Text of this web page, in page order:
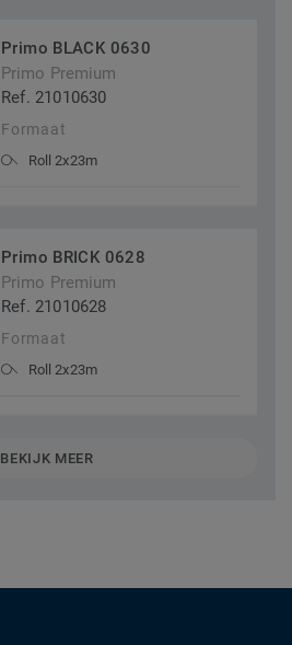
Primo BLACK 0630
Primo Premium
Ref. 21010630
Formaat
Roll 2x23m
Primo BRICK 0628
Primo Premium
Ref. 21010628
Formaat
Roll 2x23m
BEKIJK MEER